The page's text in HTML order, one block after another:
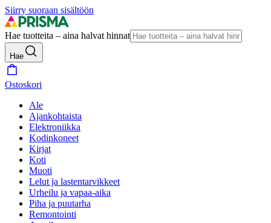
Siirry suoraan sisältöön
Hae tuotteita – aina halvat hinnat
Hae
Ostoskori
Ale
Ajankohtaista
Elektroniikka
Kodinkoneet
Kirjat
Koti
Muoti
Lelut ja lastentarvikkeet
Urheilu ja vapaa-aika
Piha ja puutarha
Remontointi